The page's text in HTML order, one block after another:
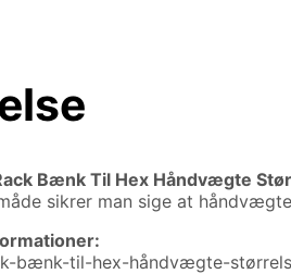
Bænk Til Hex Håndvægte
sikrer man sige at
bænk-til-hex-håndvægte-